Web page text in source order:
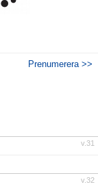
Prenumerera >>
v.31
v.32